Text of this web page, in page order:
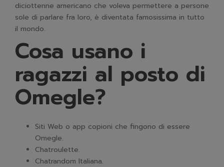
diciottenne americano che voleva permettere a persone
sole di parlare fra loro, è diventata famosissima in tutto
il mondo.
Cosa usano i
ragazzi al posto di
Omegle?
Siti Web o app copioni che fingono di essere
Omegle.
Chatroulette.
Chatrandom Italiana.